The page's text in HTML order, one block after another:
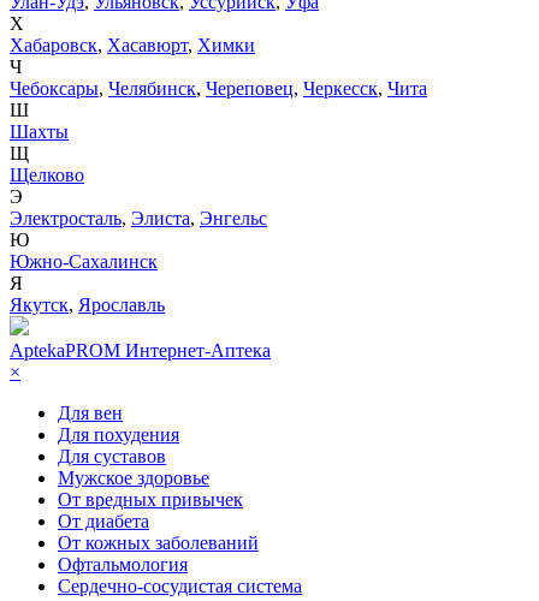
Х
Хабаровск, Хасавюрт, Химки
Ч
Чебоксары, Челябинск, Череповец, Черкесск, Чита
Ш
Шахты
Щ
Щелково
Э
Электросталь, Элиста, Энгельс
Ю
Южно-Сахалинск
Я
Якутск, Ярославль
AptekaPROM Интернет-Аптека
×
Для вен
Для похудения
Для суставов
Мужское здоровье
От вредных привычек
От диабета
От кожных заболеваний
Офтальмология
Сердечно-сосудистая система